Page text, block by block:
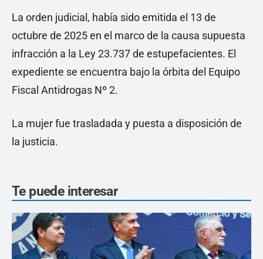
La orden judicial, había sido emitida el 13 de
octubre de 2025 en el marco de la causa supuesta
infracción a la Ley 23.737 de estupefacientes. El
expediente se encuentra bajo la órbita del Equipo
Fiscal Antidrogas Nº 2.
La mujer fue trasladada y puesta a disposición de
la justicia.
Te puede interesar